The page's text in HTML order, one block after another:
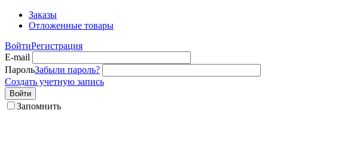
Заказы
Отложенные товары
ВойтиРегистрация
E-mail
ПарольЗабыли пароль?
Создать учетную запись
Войти
Запомнить